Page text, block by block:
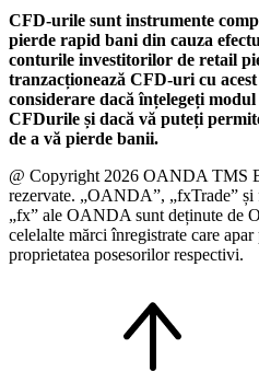
CFD-urile sunt instrumente
pierde rapid bani din cauza
conturile investitorilor de retail
tranzacționează CFD-uri cu
considerare dacă înțelegeți
CFDurile și dacă vă puteți
de a vă pierde banii.
@ Copyright 2026 OANDA TMS
rezervate. „OANDA”, „fxTrade”
„fx” ale OANDA sunt deținute de
celelalte mărci înregistrate care
proprietatea posesorilor respectivi.